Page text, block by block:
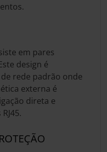
em pares
design é
rede padrão onde
externa é
direta e